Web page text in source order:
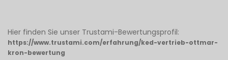
Hier finden Sie unser Trustami-Bewertungsprofil:
https://www.trustami.com/erfahrung/ked-vertrieb-ottmar-
kron-bewertung